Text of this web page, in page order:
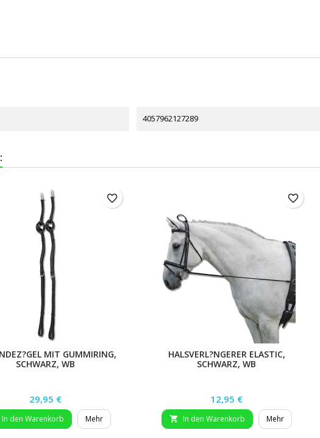
4057962127289
MIT GUMMIRING,
SCHWARZ, WB
Preis
29,95 €
In den Warenkorb Mehr
favorite_border
HALSVERL?NGERER ELASTIC,
SCHWARZ, WB
Preis
12,95 €
 In den Warenkorb Mehr
favorite_border